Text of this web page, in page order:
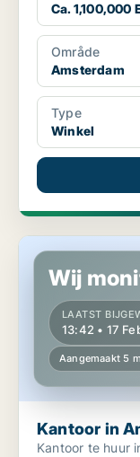
Ca. 1,100,000
Område
Amsterdam
Type
Winkel
Kantoor in
Wij
LAATST
13:42 • 17
Aangemaakt 5
Kantoor in
Kantoor te huur